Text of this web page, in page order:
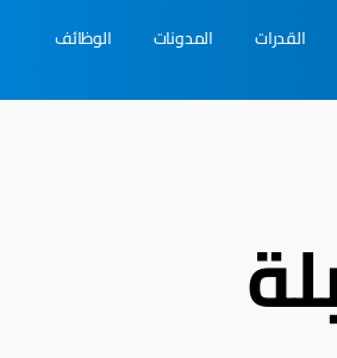
القدرات المدونات الوظائف